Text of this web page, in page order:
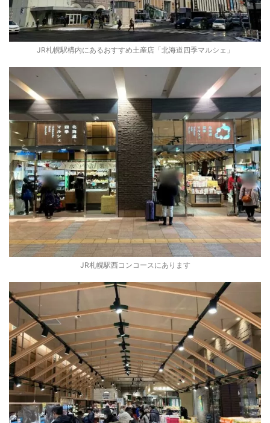
JR札幌駅構内にあるおすすめ土産店「北海道四季マルシェ」
JR札幌駅西コンコースにあります